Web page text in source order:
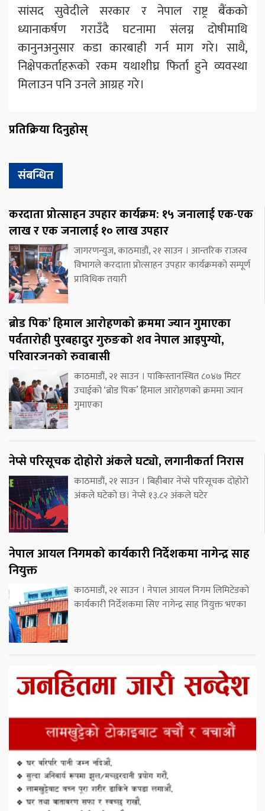
सांसद सुवेदीले सरकार र नेपाल राष्ट्र बैंकको
ध्यानाकर्षण गराउँदै घटनामा संलग्न दोषीमाथि
कानुनअनुसार कडा कारबाही गर्न माग गरे। साथै,
निक्षेपकर्ताहरूको रकम यथाशीघ्र फिर्ता हुने व्यवस्था
मिलाउन पनि उनले आग्रह गरे।
प्रतिक्रिया दिनुहोस्
संबन्धित
करदाता प्रोत्साहन उपहार कार्यक्रम: १५ जनालाई एक-एक
लाख र एक जनालाई १० लाख उपहार
जागरणन्युज, काठमाडौं, २१ साउन । आन्तरिक राजस्व
विभागले करदाता प्रोत्साहन उपहार कार्यक्रमको सम्पूर्ण
प्राविधिक तयारी
ब्रोड पिक’ हिमाल आरोहणको क्रममा ज्यान गुमाएका
पर्वतारोही पुरबहादुर गुरुङको शव नेपाल आइपुग्यो,
परिवारजनको रुवाबासी
काठमाडौं, २१ साउन । पाकिस्तानस्थित ८०४७ मिटर
उचाईको ‘ब्रोड पिक’ हिमाल आरोहणको क्रममा ज्यान
गुमाएका
नेप्से परिसूचक दोहोरो अंकले घट्यो, लगानीकर्ता निरास
काठमाडौं, २१ साउन । बिहीबार नेप्से परिसूचक दोहोरो
अंकले घटेको छ। नेप्से १३.८२ अंकले घटेर
नेपाल आयल निगमको कार्यकारी निर्देशकमा नागेन्द्र साह
नियुक्त
काठमाडौं, २१ साउन । नेपाल आयल निगम लिमिटेडको
कार्यकारी निर्देशकमा सिए नागेन्द्र साह नियुक्त भएका